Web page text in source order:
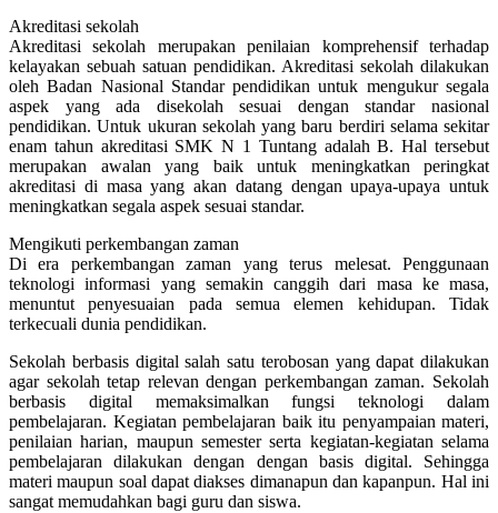
Akreditasi sekolah
Akreditasi sekolah merupakan penilaian komprehensif terhadap
kelayakan sebuah satuan pendidikan. Akreditasi sekolah dilakukan
oleh Badan Nasional Standar pendidikan untuk mengukur segala
aspek yang ada disekolah sesuai dengan standar nasional
pendidikan. Untuk ukuran sekolah yang baru berdiri selama sekitar
enam tahun akreditasi SMK N 1 Tuntang adalah B. Hal tersebut
merupakan awalan yang baik untuk meningkatkan peringkat
akreditasi di masa yang akan datang dengan upaya-upaya untuk
meningkatkan segala aspek sesuai standar.
Mengikuti perkembangan zaman
Di era perkembangan zaman yang terus melesat. Penggunaan
teknologi informasi yang semakin canggih dari masa ke masa,
menuntut penyesuaian pada semua elemen kehidupan. Tidak
terkecuali dunia pendidikan.
Sekolah berbasis digital salah satu terobosan yang dapat dilakukan
agar sekolah tetap relevan dengan perkembangan zaman. Sekolah
berbasis digital memaksimalkan fungsi teknologi dalam
pembelajaran. Kegiatan pembelajaran baik itu penyampaian materi,
penilaian harian, maupun semester serta kegiatan-kegiatan selama
pembelajaran dilakukan dengan dengan basis digital. Sehingga
materi maupun soal dapat diakses dimanapun dan kapanpun. Hal ini
sangat memudahkan bagi guru dan siswa.